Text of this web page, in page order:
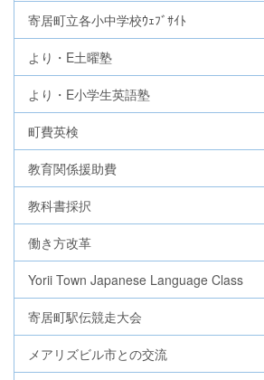
寄居町立各小中学校ｳｪﾌﾞｻｲﾄ
より・E土曜塾
より・E小学生英語塾
町費英検
教育関係援助費
教科書採択
働き方改革
Yorii Town Japanese Language Class
寄居町駅伝競走大会
メアリズビル市との交流